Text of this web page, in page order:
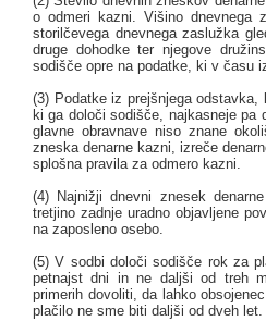
o odmeri kazni. Višino dnevnega
storilčevega dnevnega zaslužka
druge dohodke ter njegove
sodišče opre na podatke, ki v času
(3) Podatke iz prejšnjega
ki ga določi sodišče, najkasneje pa
glavne obravnave niso znane
zneska denarne kazni, izreče
splošna pravila za odmero kazni.
(4) Najnižji dnevni znesek
tretjino zadnje uradno objavljene
na zaposleno osebo.
(5) V sodbi določi sodišče rok za
petnajst dni in ne daljši od treh
primerih dovoliti, da lahko
plačilo ne sme biti daljši od dveh let.